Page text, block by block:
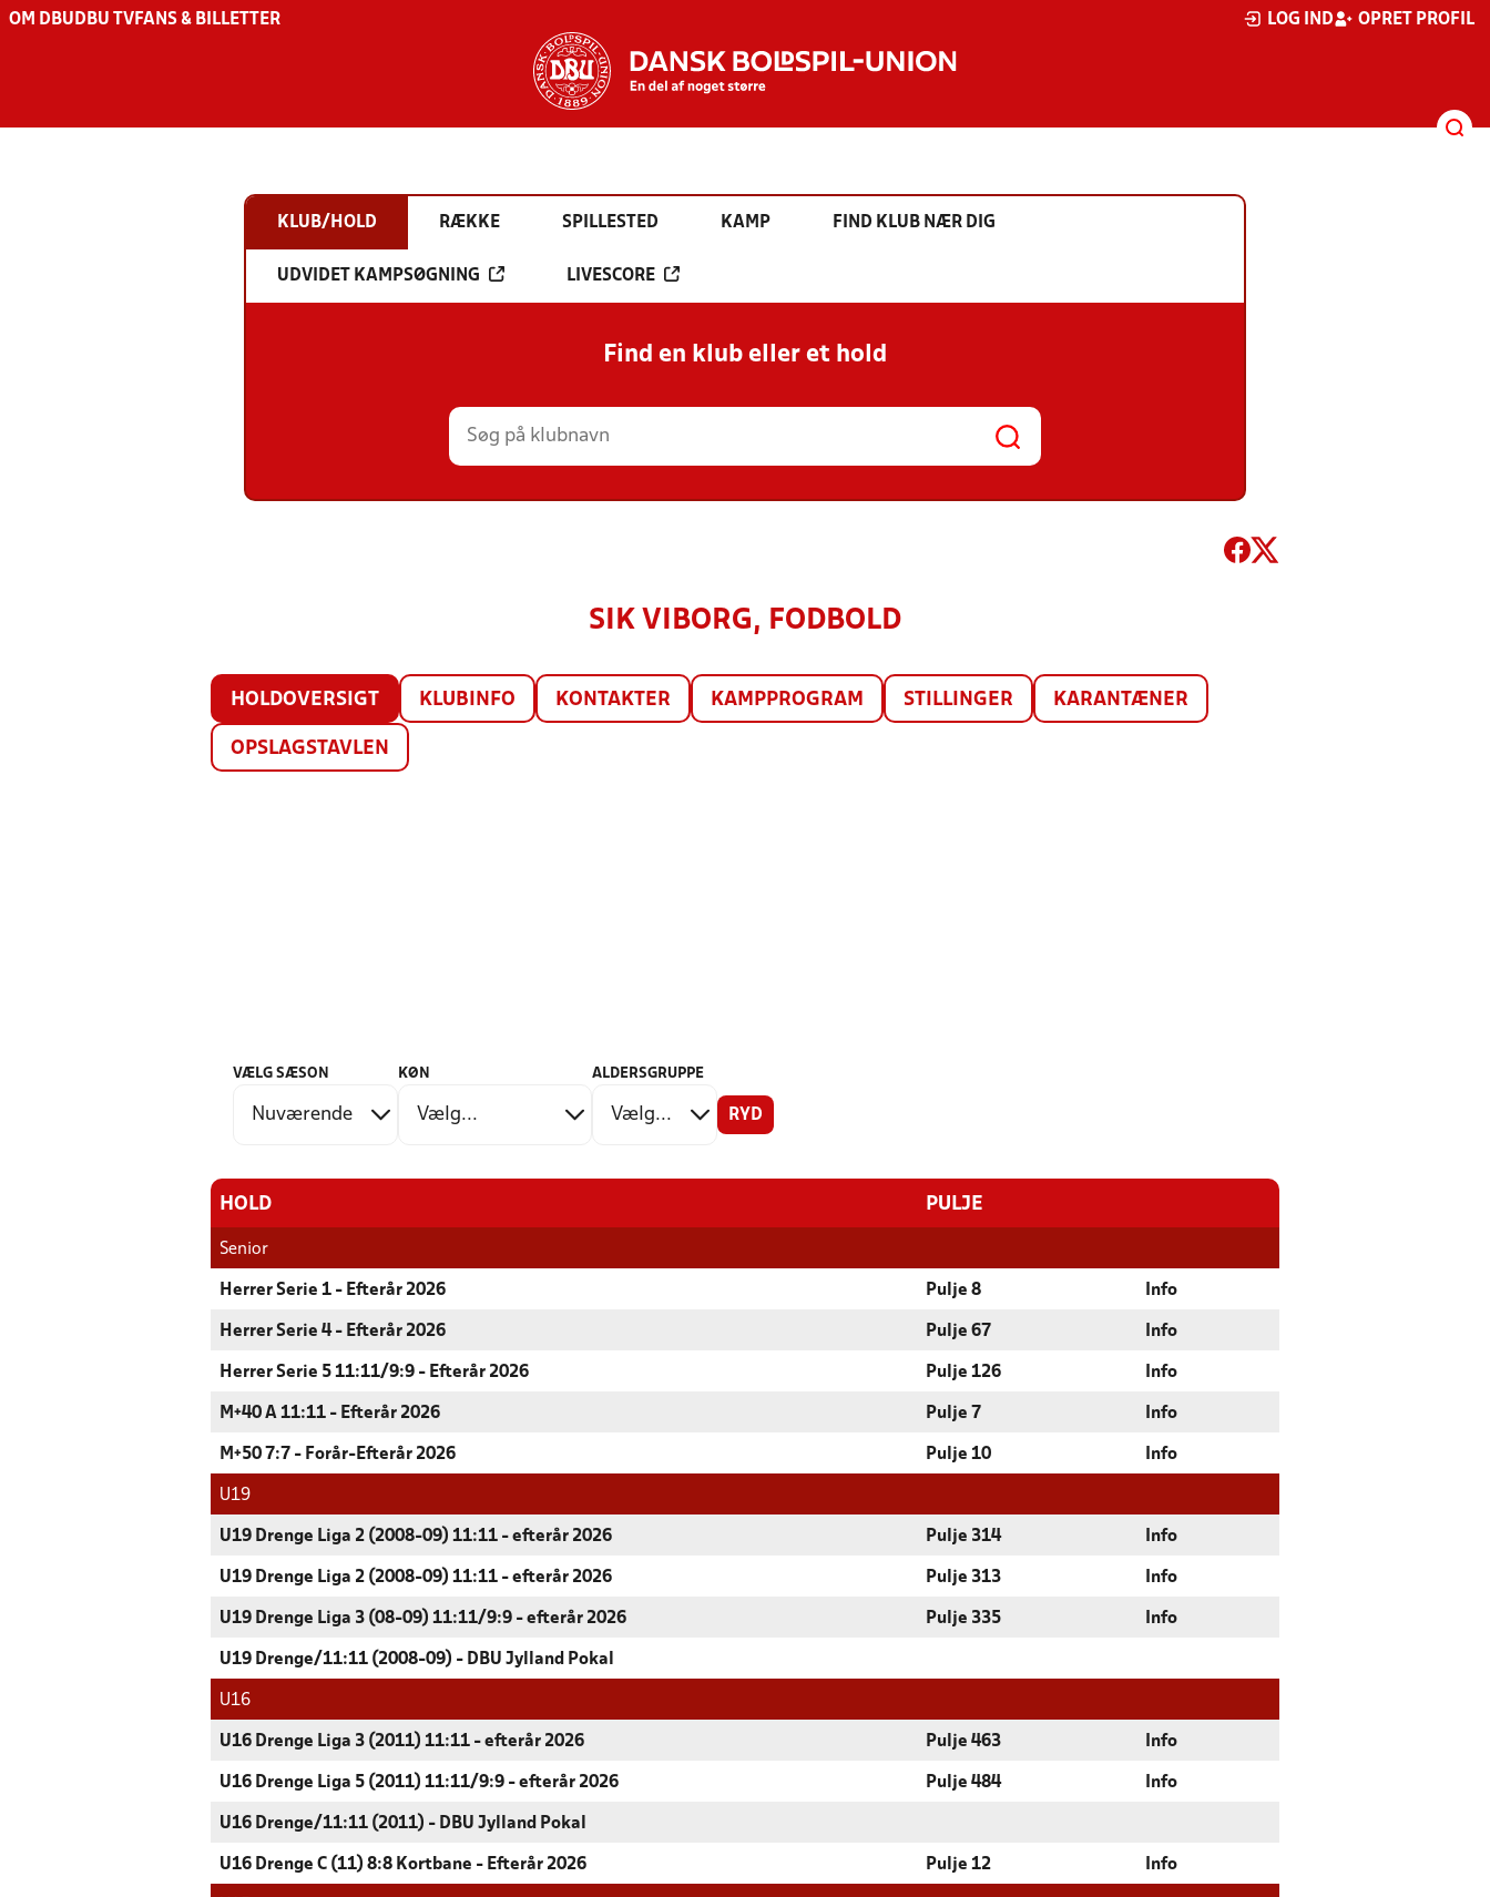
OM DBU DBU TV FANS & BILLETTER LOG IND OPRET PROFIL
KLUB/HOLD RÆKKE SPILLESTED KAMP FIND KLUB NÆR DIG
UDVIDET KAMPSØGNING LIVESCORE
Find en klub eller et hold
SIK VIBORG, FODBOLD
HOLDOVERSIGT KLUBINFO KONTAKTER KAMPPROGRAM STILLINGER KARANTÆNER
OPSLAGSTAVLEN
VÆLG SÆSON KØN ALDERSGRUPPE
RYD
HOLD PULJE
Senior
Herrer Serie 1 - Efterår 2026 Pulje 8 Info
Herrer Serie 4 - Efterår 2026 Pulje 67 Info
Herrer Serie 5 11:11/9:9 - Efterår 2026 Pulje 126 Info
M+40 A 11:11 - Efterår 2026 Pulje 7 Info
M+50 7:7 - Forår-Efterår 2026 Pulje 10 Info
U19
U19 Drenge Liga 2 (2008-09) 11:11 - efterår 2026 Pulje 314 Info
U19 Drenge Liga 2 (2008-09) 11:11 - efterår 2026 Pulje 313 Info
U19 Drenge Liga 3 (08-09) 11:11/9:9 - efterår 2026 Pulje 335 Info
U19 Drenge/11:11 (2008-09) - DBU Jylland Pokal
U16
U16 Drenge Liga 3 (2011) 11:11 - efterår 2026 Pulje 463 Info
U16 Drenge Liga 5 (2011) 11:11/9:9 - efterår 2026 Pulje 484 Info
U16 Drenge/11:11 (2011) - DBU Jylland Pokal
U16 Drenge C (11) 8:8 Kortbane - Efterår 2026 Pulje 12 Info